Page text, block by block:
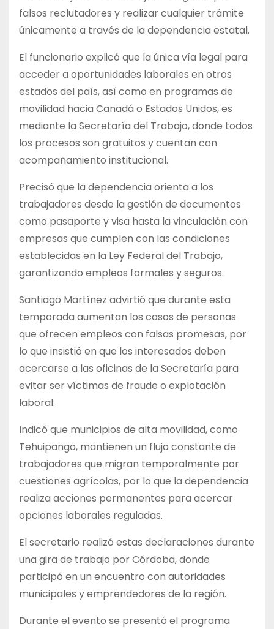
falsos reclutadores y realizar cualquier trámite
únicamente a través de la dependencia estatal.
El funcionario explicó que la única vía legal para
acceder a oportunidades laborales en otros
estados del país, así como en programas de
movilidad hacia Canadá o Estados Unidos, es
mediante la Secretaría del Trabajo, donde todos
los procesos son gratuitos y cuentan con
acompañamiento institucional.
Precisó que la dependencia orienta a los
trabajadores desde la gestión de documentos
como pasaporte y visa hasta la vinculación con
empresas que cumplen con las condiciones
establecidas en la Ley Federal del Trabajo,
garantizando empleos formales y seguros.
Santiago Martínez advirtió que durante esta
temporada aumentan los casos de personas
que ofrecen empleos con falsas promesas, por
lo que insistió en que los interesados deben
acercarse a las oficinas de la Secretaría para
evitar ser víctimas de fraude o explotación
laboral.
Indicó que municipios de alta movilidad, como
Tehuipango, mantienen un flujo constante de
trabajadores que migran temporalmente por
cuestiones agrícolas, por lo que la dependencia
realiza acciones permanentes para acercar
opciones laborales reguladas.
El secretario realizó estas declaraciones durante
una gira de trabajo por Córdoba, donde
participó en un encuentro con autoridades
municipales y emprendedores de la región.
Durante el evento se presentó el programa